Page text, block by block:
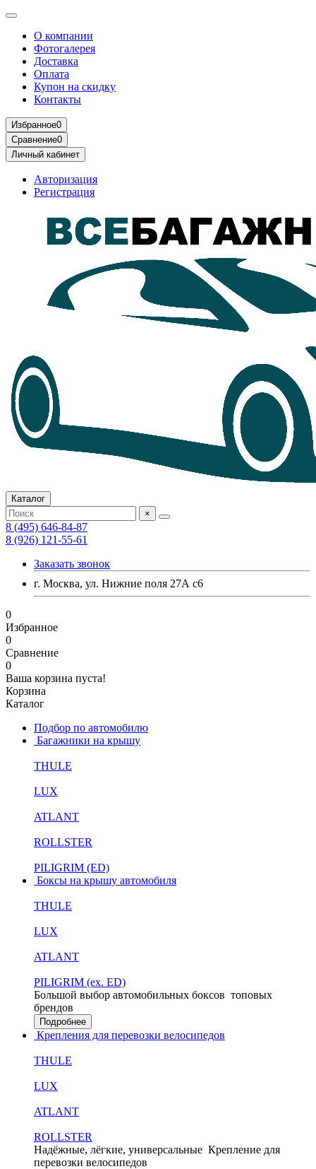
О компании
Фотогалерея
Доставка
Оплата
Купон на скидку
Контакты
Избранное0
Сравнение0
Личный кабинет
Авторизация
Регистрация
Каталог
×
8 (495) 646-84-87
8 (926) 121-55-61
Заказать звонок
г. Москва, ул. Нижние поля 27А с6
0
Избранное
0
Сравнение
0
Ваша корзина пуста!
Корзина
Каталог
Подбор по автомобилю
Багажники на крышу
THULE
LUX
ATLANT
ROLLSTER
PILIGRIM (ED)
Боксы на крышу автомобиля
THULE
LUX
ATLANT
PILIGRIM (ex. ED)
Большой выбор автомобильных боксов топовых
брендов
Подробнее
Крепления для перевозки велосипедов
THULE
LUX
ATLANT
ROLLSTER
Надёжные, лёгкие, универсальные Крепление для
перевозки велосипедов